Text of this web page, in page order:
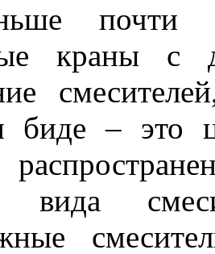
почти
краны с
биде – это
вида